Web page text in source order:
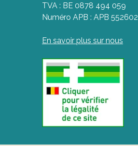
TVA : BE 0878 494 059
Numéro APB : APB 552602
En savoir plus sur nous